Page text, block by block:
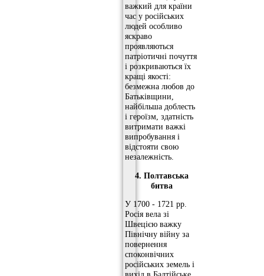
важкий для країни
час у російських
людей особливо
яскраво
проявляються
патріотичні почуття
і розкриваються їх
кращі якості:
безмежна любов до
Батьківщини,
найбільша доблесть
і героїзм, здатність
витримати важкі
випробування і
відстояти свою
незалежність.
4. Полтавська
битва
У 1700 - 1721 рр.
Росія вела зі
Швецією важку
Північну війну за
повернення
споконвічних
російських земель і